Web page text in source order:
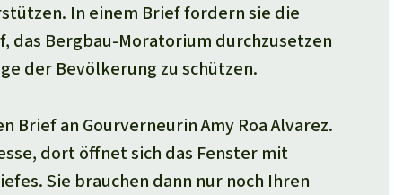
In einem Brief fordern sie die
das Bergbau-Moratorium durchzusetzen
der Bevölkerung zu schützen.
Brief an Gourverneurin Amy Roa Alvarez.
dort öffnet sich das Fenster mit
Sie brauchen dann nur noch Ihren